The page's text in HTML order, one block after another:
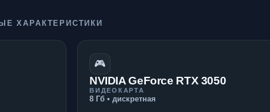
ХАРАКТЕРИСТИКИ
🎮
NVIDIA GeForce RTX 3050
ВИДЕОКАРТА
8 Гб • дискретная